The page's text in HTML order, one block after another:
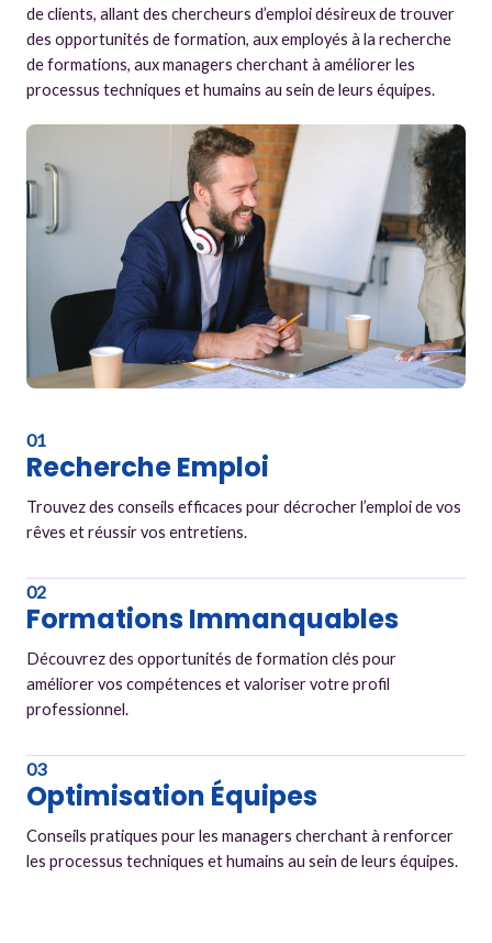
de clients, allant des chercheurs d’emploi désireux de trouver
des opportunités de formation, aux employés à la recherche
de formations, aux managers cherchant à améliorer les
processus techniques et humains au sein de leurs équipes.
01
Recherche Emploi
Trouvez des conseils efficaces pour décrocher l’emploi de vos
rêves et réussir vos entretiens.
02
Formations Immanquables
Découvrez des opportunités de formation clés pour
améliorer vos compétences et valoriser votre profil
professionnel.
03
Optimisation Équipes
Conseils pratiques pour les managers cherchant à renforcer
les processus techniques et humains au sein de leurs équipes.